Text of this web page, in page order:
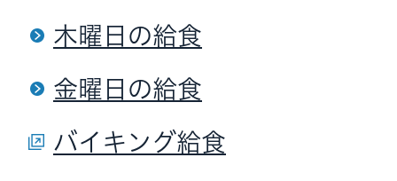
木曜日の給食
金曜日の給食
バイキング給食